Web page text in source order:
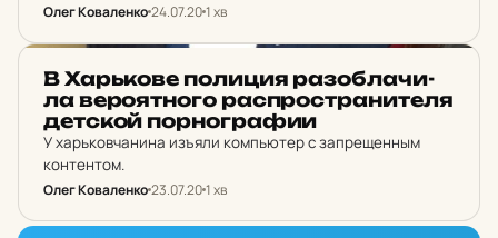
Олег Коваленко24.07.201 хв
В Харь­ко­ве по­ли­ция ра­зоб­ла­чи­
ла ве­ро­ят­но­го рас­прос­тра­ни­те­ля
дет­ской пор­ног­ра­фии
У харьковчанина изъяли компьютер с запрещенным
контентом.
Олег Коваленко23.07.201 хв